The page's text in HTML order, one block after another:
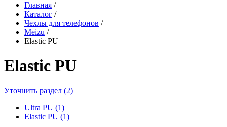
Главная /
Каталог /
Чехлы для телефонов /
Meizu /
Elastic PU
Elastic PU
Уточнить раздел (2)
Ultra PU (1)
Elastic PU (1)